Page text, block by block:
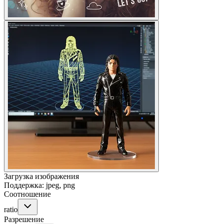
Загрузка изображения
Поддержка: jpeg, png
Соотношение
ratio
Разрешение